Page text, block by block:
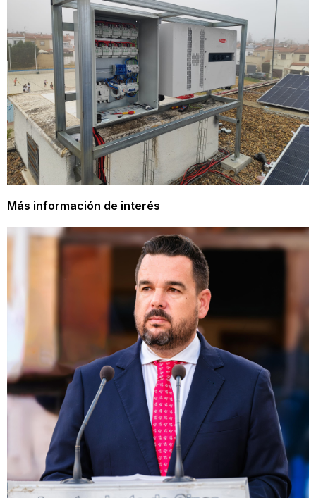
Más información de interés